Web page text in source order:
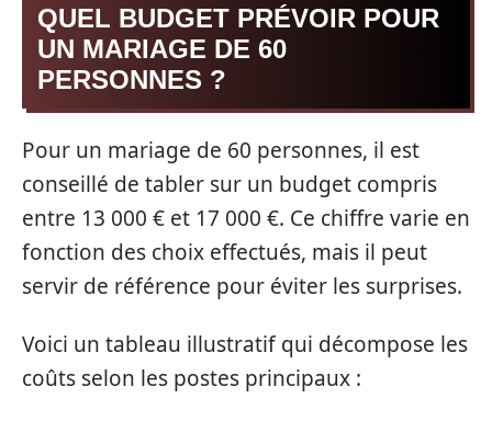
QUEL BUDGET PRÉVOIR POUR
UN MARIAGE DE 60
PERSONNES ?
Pour un mariage de 60 personnes, il est
conseillé de tabler sur un budget compris
entre 13 000 € et 17 000 €. Ce chiffre varie en
fonction des choix effectués, mais il peut
servir de référence pour éviter les surprises.
Voici un tableau illustratif qui décompose les
coûts selon les postes principaux :